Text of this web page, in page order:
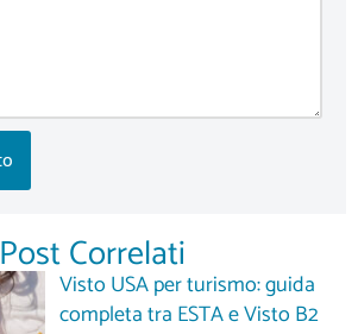
Post Correlati
Visto USA per turismo: guida
completa tra ESTA e Visto B2